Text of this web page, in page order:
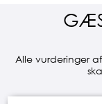
Alle vurderinger